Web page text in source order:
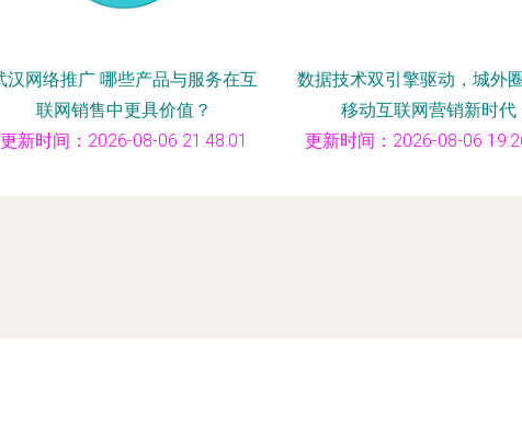
汉网络推广 哪些产品与服务在互
联网销售中更具价值？
更新时间：2026-08-06 21:48:01
数据技术双引擎驱动，城外
移动互联网营销新时代
更新时间：2026-08-06